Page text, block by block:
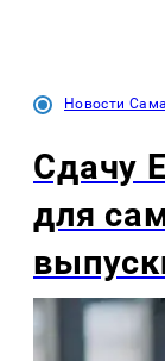
Новости
Сдачу
для